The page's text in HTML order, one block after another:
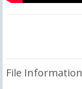
File Information